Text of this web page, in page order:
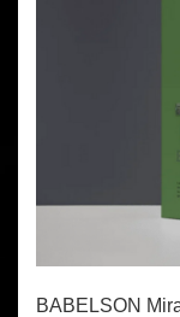
BABELSON